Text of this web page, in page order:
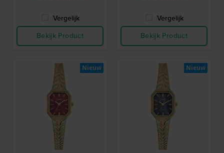
Vergelijk
Bekijk Product
Vergelijk
Bekijk Product
Nieuw Nieuw